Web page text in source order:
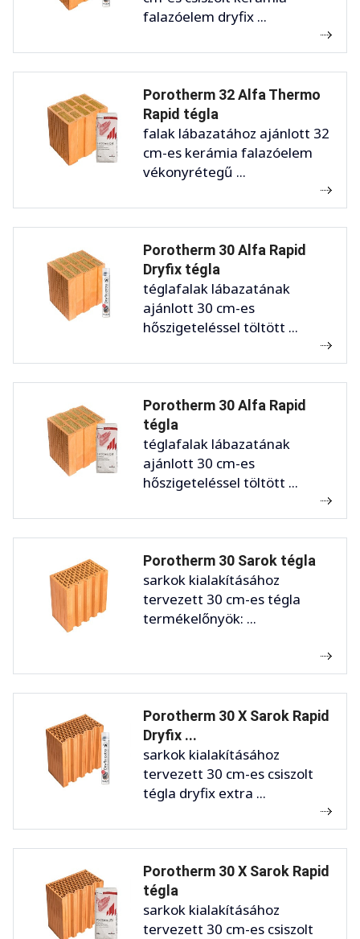
falazóelem dryfix ...
Porotherm 32 Alfa Thermo
Rapid tégla
falak lábazatához ajánlott 32
cm-es kerámia falazóelem
vékonyrétegű ...
Porotherm 30 Alfa Rapid
Dryfix tégla
téglafalak lábazatának
ajánlott 30 cm-es
hőszigeteléssel töltött ...
Porotherm 30 Alfa Rapid
tégla
téglafalak lábazatának
ajánlott 30 cm-es
hőszigeteléssel töltött ...
Porotherm 30 Sarok tégla
sarkok kialakításához
tervezett 30 cm-es tégla
termékelőnyök: ...
Porotherm 30 X Sarok Rapid
Dryfix ...
sarkok kialakításához
tervezett 30 cm-es csiszolt
tégla dryfix extra ...
Porotherm 30 X Sarok Rapid
tégla
sarkok kialakításához
tervezett 30 cm-es csiszolt